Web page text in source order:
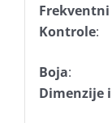
Kontrole:
Boja:
Dimenzije